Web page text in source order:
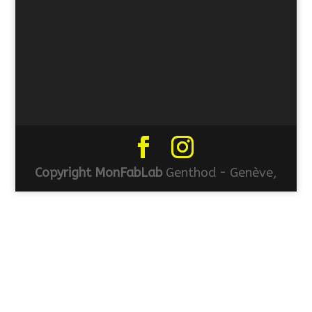
Copyright MonFabLabGenthod - Genève,